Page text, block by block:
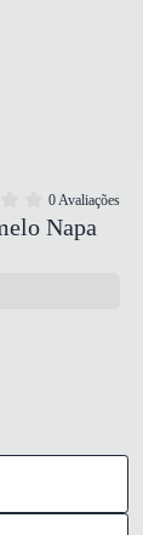
0 Avaliações
Napa